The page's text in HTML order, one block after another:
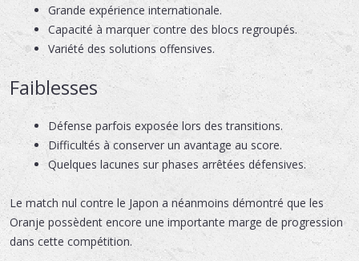
Grande expérience internationale.
Capacité à marquer contre des blocs regroupés.
Variété des solutions offensives.
Faiblesses
Défense parfois exposée lors des transitions.
Difficultés à conserver un avantage au score.
Quelques lacunes sur phases arrêtées défensives.
Le match nul contre le Japon a néanmoins démontré que les
Oranje possèdent encore une importante marge de progression
dans cette compétition.